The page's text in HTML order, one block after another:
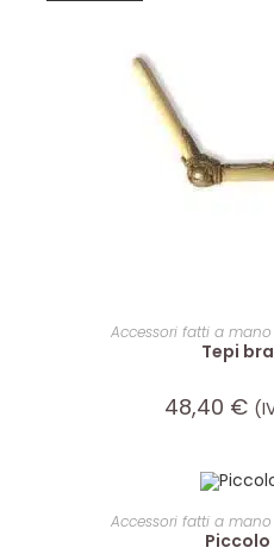
LEGGI
Accessori fatti a
Tepi
48,40 €
AGGIUNGI
Accessori fatti a